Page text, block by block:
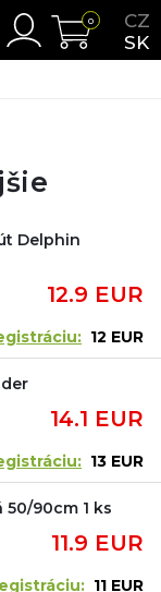
CZ
SK
0
Delphin
12.9 EUR
12 EUR
14.1 EUR
13 EUR
90cm 1 ks
11.9 EUR
11 EUR